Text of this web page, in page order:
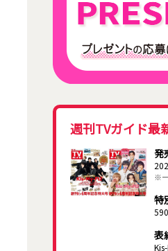
週刊TVガイド最
発
※
特
表